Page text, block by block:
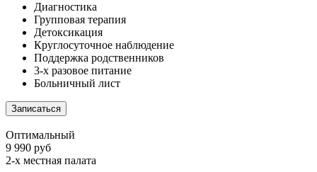
Диагностика
Групповая терапия
Детоксикация
Круглосуточное наблюдение
Поддержка родственников
3-х разовое питание
Больничный лист
Записаться
Оптимальный
9 990 руб
2-х местная палата